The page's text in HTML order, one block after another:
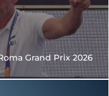
Grand Prix 2026